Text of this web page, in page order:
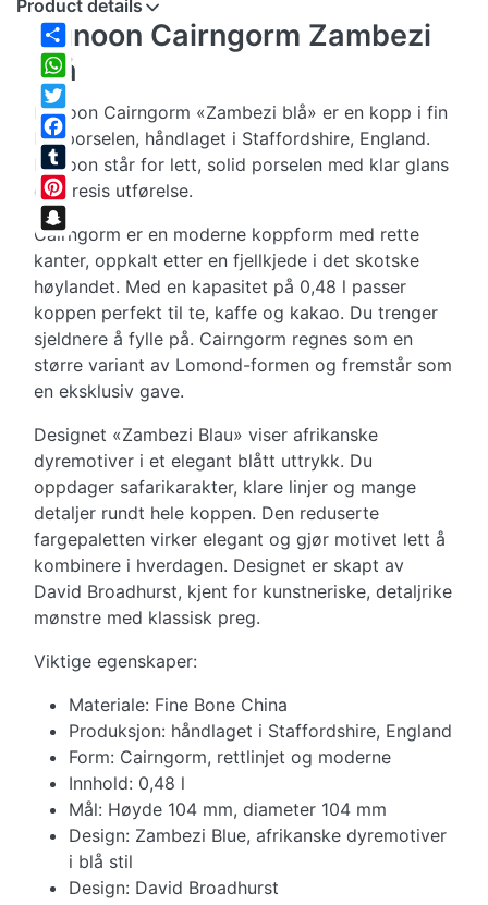
Share
WhatsApp
Twitter
Facebook
Tumblr
Pinterest
Snapchat
Product details
Dunoon Cairngorm Zambezi
blå
Dunoon Cairngorm «Zambezi blå» er en kopp i fin
benporselen, håndlaget i Staffordshire, England.
Dunoon står for lett, solid porselen med klar glans
og presis utførelse.
Cairngorm er en moderne koppform med rette
kanter, oppkalt etter en fjellkjede i det skotske
høylandet. Med en kapasitet på 0,48 l passer
koppen perfekt til te, kaffe og kakao. Du trenger
sjeldnere å fylle på. Cairngorm regnes som en
større variant av Lomond-formen og fremstår som
en eksklusiv gave.
Designet «Zambezi Blau» viser afrikanske
dyremotiver i et elegant blått uttrykk. Du
oppdager safarikarakter, klare linjer og mange
detaljer rundt hele koppen. Den reduserte
fargepaletten virker elegant og gjør motivet lett å
kombinere i hverdagen. Designet er skapt av
David Broadhurst, kjent for kunstneriske, detaljrike
mønstre med klassisk preg.
Viktige egenskaper:
Materiale: Fine Bone China
Produksjon: håndlaget i Staffordshire, England
Form: Cairngorm, rettlinjet og moderne
Innhold: 0,48 l
Mål: Høyde 104 mm, diameter 104 mm
Design: Zambezi Blue, afrikanske dyremotiver
i blå stil
Design: David Broadhurst